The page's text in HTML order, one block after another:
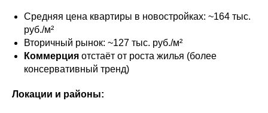
Средняя цена квартиры в новостройках: ~164 тыс.
руб./м²
Вторичный рынок: ~127 тыс. руб./м²
Коммерция отстаёт от роста жилья (более
консервативный тренд)
Локации и районы: